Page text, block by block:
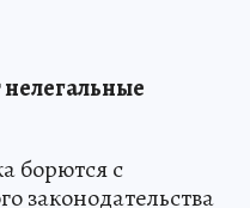
борются с
законодательства